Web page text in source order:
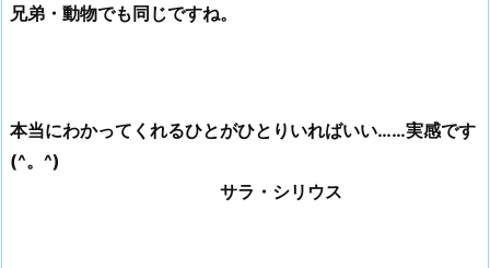
兄弟・動物でも同じですね。
本当にわかってくれるひとがひとりいればいい……実感です
(^。^)
サラ・シリウス